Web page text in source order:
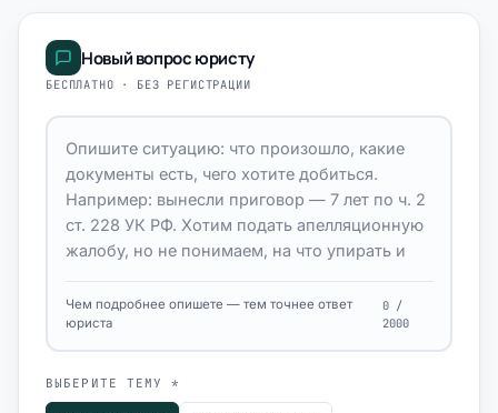
Новый вопрос юристу
БЕСПЛАТНО · БЕЗ РЕГИСТРАЦИИ
Чем подробнее опишете — тем точнее ответ
юриста
0 /
2000
ВЫБЕРИТЕ ТЕМУ *